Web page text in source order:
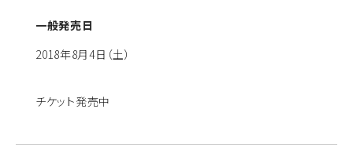
一般発売日
2018年8月4日（土）
チケット発売中